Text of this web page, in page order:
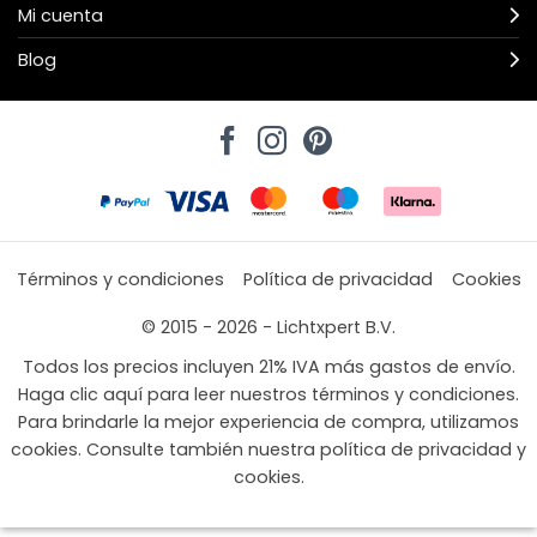
Mi cuenta
Blog
Términos y condiciones Política de privacidad
Cookies
© 2015 - 2026 - Lichtxpert B.V.
Todos los precios incluyen 21% IVA más gastos de envío.
Haga clic aquí para leer nuestros términos y condiciones.
Para brindarle la mejor experiencia de compra, utilizamos
cookies. Consulte también nuestra política de privacidad y
cookies.